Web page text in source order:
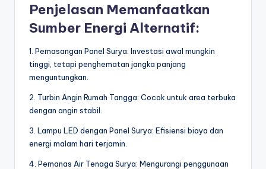
Penjelasan Memanfaatkan
Sumber Energi Alternatif:
1. Pemasangan Panel Surya: Investasi awal mungkin
tinggi, tetapi penghematan jangka panjang
menguntungkan.
2. Turbin Angin Rumah Tangga: Cocok untuk area terbuka
dengan angin stabil.
3. Lampu LED dengan Panel Surya: Efisiensi biaya dan
energi malam hari terjamin.
4. Pemanas Air Tenaga Surya: Mengurangi penggunaan